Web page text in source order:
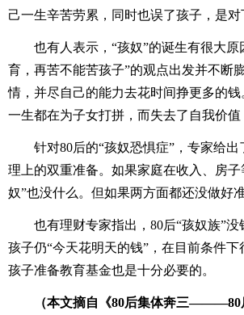
己一生辛苦劳累，同时也误了孩子，是
也有人表示，“孩奴”的诞生有很大
育，再苦不能苦孩子”的观点出发并不断
情，并尽自己的能力去花时间挣更多的
一生都在为子女打拼，而失去了自我价
针对80后的“孩奴恐惧症”，专家给
理上的双重准备。如果家庭在收入、房
奴”也没什么。但如果两方面都还没做好
也有理财专家指出，80后“孩奴族”
孩子仍“今天花明天的钱”，在目前条件
孩子准备教育基金也是十分必要的。
（本文摘自《80后集体奔三―――80